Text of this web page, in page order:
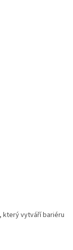
který vytváří bariéru